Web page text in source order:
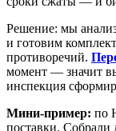
Решение: мы
и готовим
противоречий.
момент — значит
инспекция
Мини-пример: по
поставки. Собрали